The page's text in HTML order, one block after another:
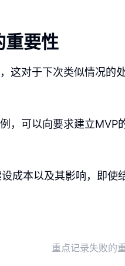
重要性
这对于下次类似情况的
，可以向要求建立MVP
成本以及其影响，即使
重点记录失败的